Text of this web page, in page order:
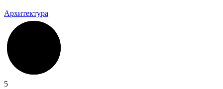
Архитектура
5